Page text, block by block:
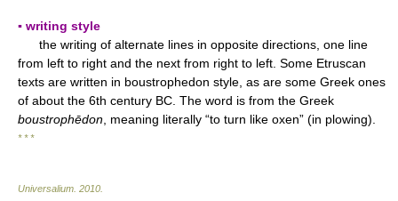
▪ writing style
the writing of alternate lines in opposite directions, one line
from left to right and the next from right to left. Some Etruscan
texts are written in boustrophedon style, as are some Greek ones
of about the 6th century BC. The word is from the Greek
boustrophēdon , meaning literally “to turn like oxen” (in plowing).
* * *
Universalium 2010